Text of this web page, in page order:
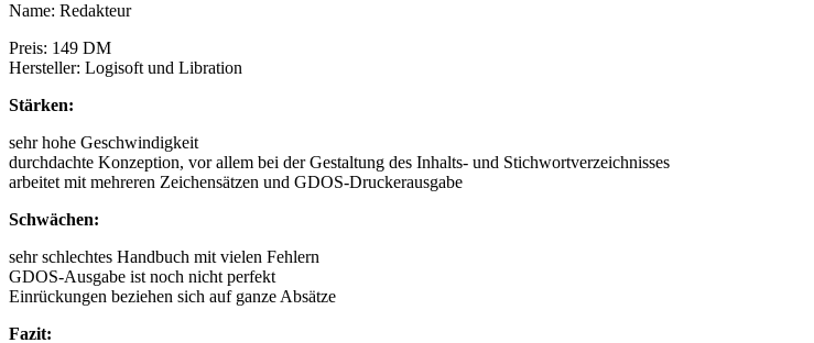
Name: Redakteur
Preis: 149 DM
Hersteller: Logisoft und Libration
Stärken:
sehr hohe Geschwindigkeit
durchdachte Konzeption, vor allem bei der Gestaltung des Inhalts- und Stichwortverzeichnisses
arbeitet mit mehreren Zeichensätzen und GDOS-Druckerausgabe
Schwächen:
sehr schlechtes Handbuch mit vielen Fehlern
GDOS-Ausgabe ist noch nicht perfekt
Einrückungen beziehen sich auf ganze Absätze
Fazit: